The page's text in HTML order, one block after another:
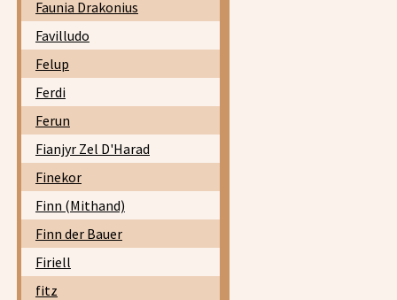
Faunia Drakonius
Favilludo
Felup
Ferdi
Ferun
Fianjyr Zel D'Harad
Finekor
Finn (Mithand)
Finn der Bauer
Firiell
fitz